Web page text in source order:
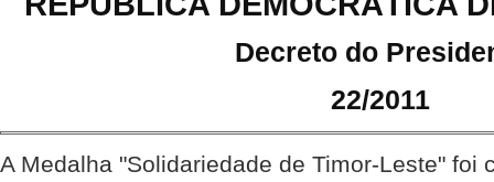
Decreto do
22/2011
A Medalha "Solidariedade de Timor-Leste" foi